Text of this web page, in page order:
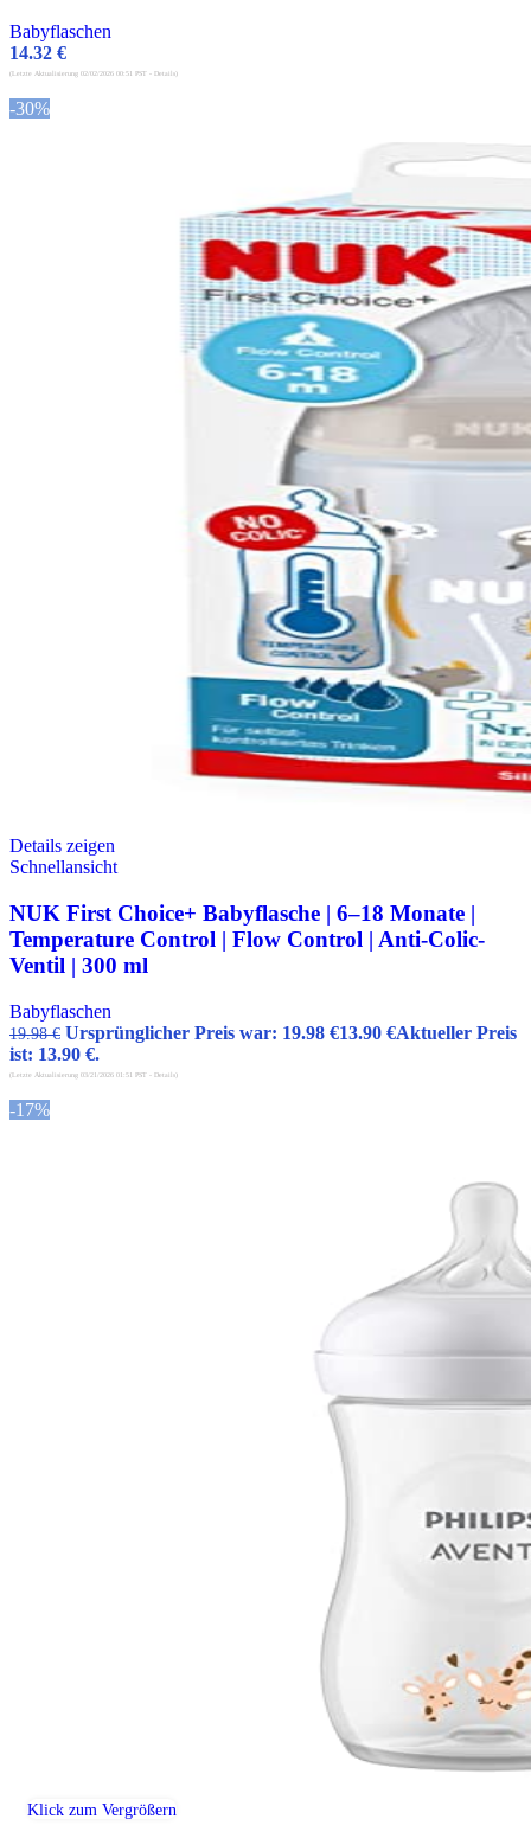
Klick zum Vergrößern
Babyflaschen
14.32 €
(Letzte Aktualisierung 02/02/2026 00:51 PST - Details)
-30%
Details zeigen
Schnellansicht
NUK First Choice+ Babyflasche | 6–18 Monate |
Temperature Control | Flow Control | Anti-Colic-
Ventil | 300 ml
Babyflaschen
19.98€ Ursprünglicher Preis war: 19.98 €13.90 €Aktueller Preis
ist: 13.90 €.
(Letzte Aktualisierung 03/21/2026 01:51 PST - Details)
-17%